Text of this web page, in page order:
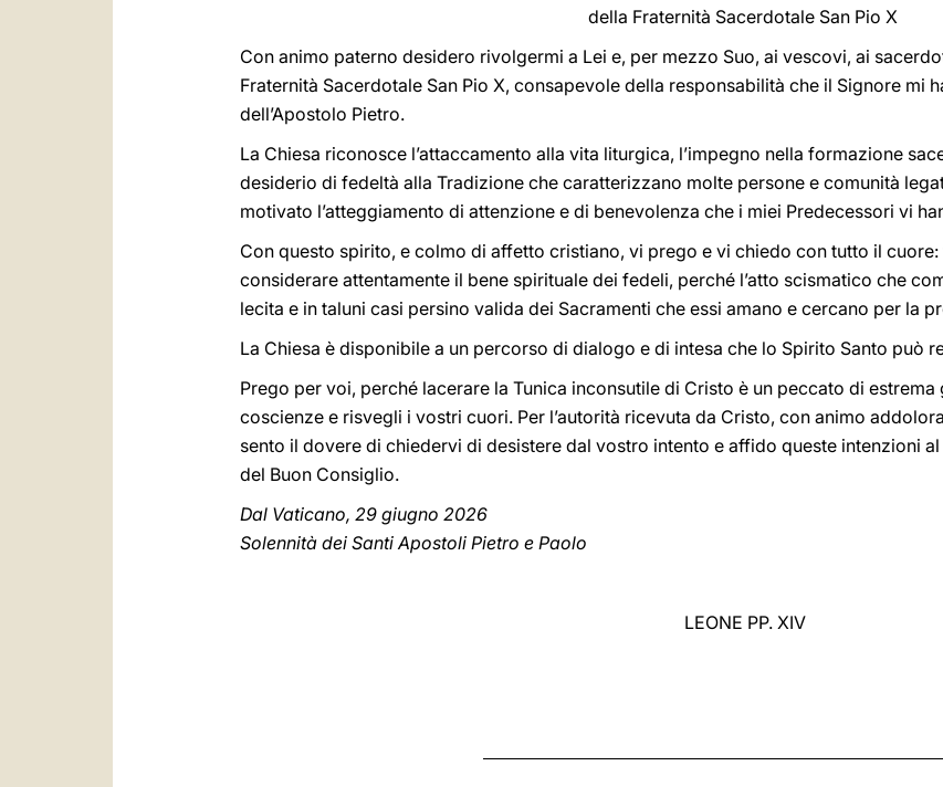
della Fraternità Sacerdotale San Pio X
Con animo paterno desidero rivolgermi a Lei e, per mezzo Suo, ai vescovi, ai
Fraternità Sacerdotale San Pio X, consapevole della responsabilità che il Signore mi
dell’Apostolo Pietro.
La Chiesa riconosce l’attaccamento alla vita liturgica, l’impegno nella formazione
desiderio di fedeltà alla Tradizione che caratterizzano molte persone e comunità
motivato l’atteggiamento di attenzione e di benevolenza che i miei Predecessori vi
Con questo spirito, e colmo di affetto cristiano, vi prego e vi chiedo con tutto il
considerare attentamente il bene spirituale dei fedeli, perché l’atto scismatico che
lecita e in taluni casi persino valida dei Sacramenti che essi amano e cercano per la
La Chiesa è disponibile a un percorso di dialogo e di intesa che lo Spirito Santo può
Prego per voi, perché lacerare la Tunica inconsutile di Cristo è un peccato di
coscienze e risvegli i vostri cuori. Per l’autorità ricevuta da Cristo, con animo
sento il dovere di chiedervi di desistere dal vostro intento e affido queste intenzioni
del Buon Consiglio.
Dal Vaticano, 29 giugno 2026
Solennità dei Santi Apostoli Pietro e Paolo
LEONE PP. XIV